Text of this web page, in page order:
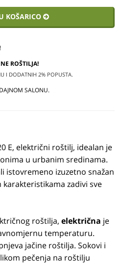
KOŠARICO
ROŠTILJA!
I DODATNIH 2% POPUSTA.
SALONU.
E, električni roštilj, idealan je
u urbanim sredinama.
istovremeno izuzetno snažan
zadivi sve
roštilja, električna je
temperaturu.
jačine roštilja. Sokovi i
pečenja na roštilju